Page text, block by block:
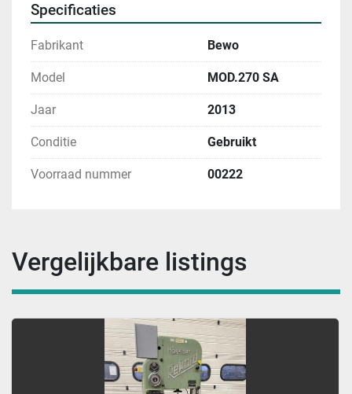
Specificaties
Fabrikant Bewo
Model MOD.270 SA
Jaar 2013
Conditie Gebruikt
Voorraad nummer 00222
Vergelijkbare listings